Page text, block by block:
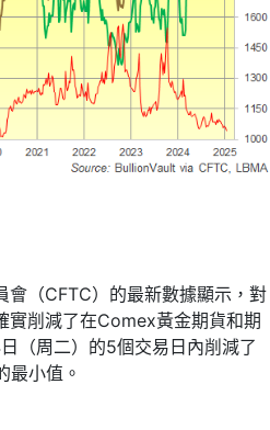
會（CFTC）的最新數據顯示，對
實削減了在Comex黃金期貨和期
（周二）的5個交易日內削減了
最小值。